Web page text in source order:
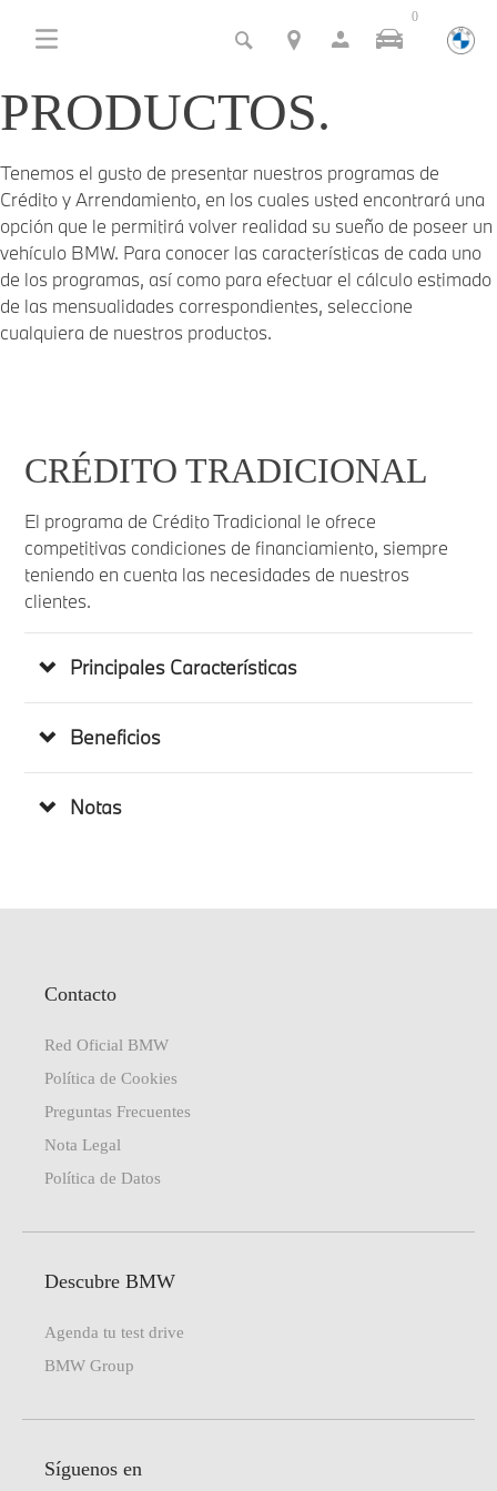
0
PRODUCTOS.
Tenemos el gusto de presentar nuestros programas de
Crédito y Arrendamiento, en los cuales usted encontrará una
opción que le permitirá volver realidad su sueño de poseer un
vehículo BMW. Para conocer las características de cada uno
de los programas, así como para efectuar el cálculo estimado
de las mensualidades correspondientes, seleccione
cualquiera de nuestros productos.
CRÉDITO TRADICIONAL
El programa de Crédito Tradicional le ofrece
competitivas condiciones de financiamiento, siempre
teniendo en cuenta las necesidades de nuestros
clientes.
Principales Características
Beneficios
Notas
Contacto
Red Oficial BMW
Política de Cookies
Preguntas Frecuentes
Nota Legal
Política de Datos
Descubre BMW
Agenda tu test drive
BMW Group
Síguenos en